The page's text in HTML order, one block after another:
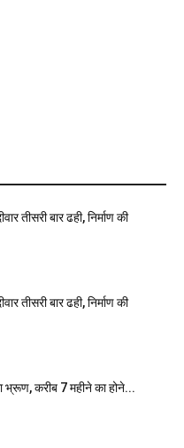
तीसरी बार ढही, निर्माण की
तीसरी बार ढही, निर्माण की
भ्रूण, करीब 7 महीने का होने...